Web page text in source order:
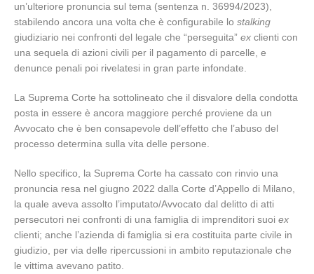
un’ulteriore pronuncia sul tema (sentenza n. 36994/2023),
stabilendo ancora una volta che è configurabile lo stalking
giudiziario nei confronti del legale che “perseguita” ex clienti con
una sequela di azioni civili per il pagamento di parcelle, e
denunce penali poi rivelatesi in gran parte infondate.
La Suprema Corte ha sottolineato che il disvalore della condotta
posta in essere è ancora maggiore perché proviene da un
Avvocato che è ben consapevole dell’effetto che l’abuso del
processo determina sulla vita delle persone.
Nello specifico, la Suprema Corte ha cassato con rinvio una
pronuncia resa nel giugno 2022 dalla Corte d’Appello di Milano,
la quale aveva assolto l’imputato/Avvocato dal delitto di atti
persecutori nei confronti di una famiglia di imprenditori suoi ex
clienti; anche l’azienda di famiglia si era costituita parte civile in
giudizio, per via delle ripercussioni in ambito reputazionale che
le vittima avevano patito.